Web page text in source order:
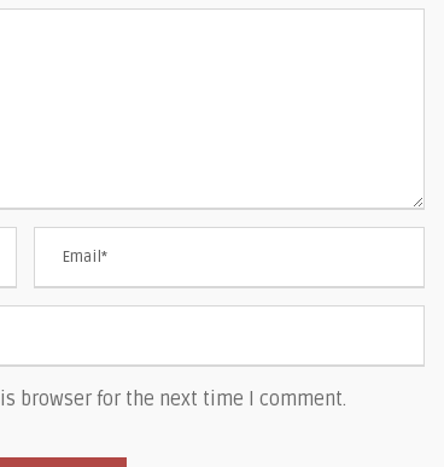
browser for the next time I comment.